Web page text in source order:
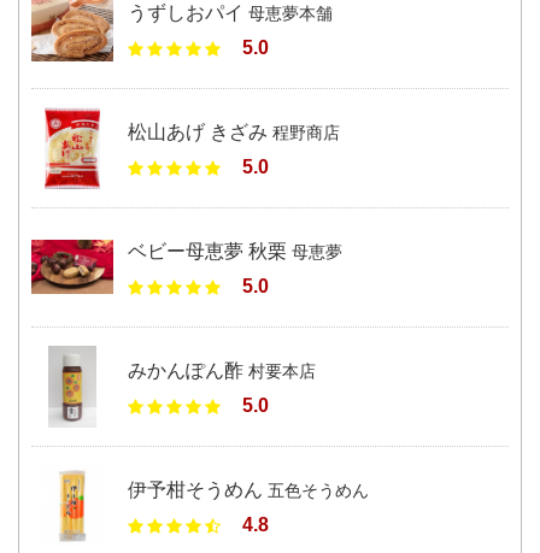
うずしおパイ 母恵夢本舗
5.0
松山あげ きざみ 程野商店
5.0
ベビー母恵夢 秋栗 母恵夢
5.0
みかんぽん酢 村要本店
5.0
伊予柑そうめん 五色そうめん
4.8